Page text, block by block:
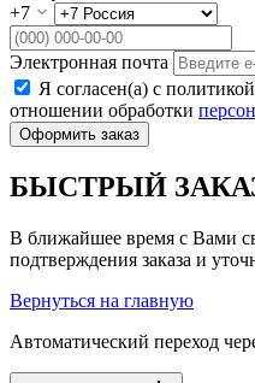
+7
Электронная почта
Я согласен(а) с
отношении обработки
Оформить заказ
БЫСТРЫЙ
В ближайшее время с Вами
подтверждения заказа и
Вернуться на главную
Автоматический переход